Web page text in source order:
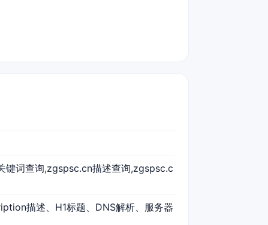
词查询,zgspsc.cn描述查询,zgspsc.c
描述、H1标题、DNS解析、服务器